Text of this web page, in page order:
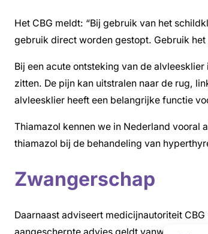
Het CBG meldt: “Bij gebruik van het
gebruik direct worden gestopt. Gebruik
Bij een acute ontsteking van de
zitten. De pijn kan uitstralen naar de rug,
alvleesklier heeft een belangrijke functie
Thiamazol kennen we in Nederland vooral
thiamazol bij de behandeling van
Zwangerschap
Daarnaast adviseert medicijnautoriteit